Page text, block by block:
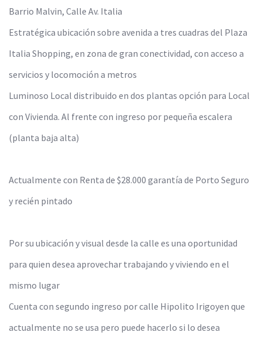
Barrio Malvin, Calle Av. Italia
Estratégica ubicación sobre avenida a tres cuadras del Plaza
Italia Shopping, en zona de gran conectividad, con acceso a
servicios y locomoción a metros
Luminoso Local distribuido en dos plantas opción para Local
con Vivienda. Al frente con ingreso por pequeña escalera
(planta baja alta)
Actualmente con Renta de $28.000 garantía de Porto Seguro
y recién pintado
Por su ubicación y visual desde la calle es una oportunidad
para quien desea aprovechar trabajando y viviendo en el
mismo lugar
Cuenta con segundo ingreso por calle Hipolito Irigoyen que
actualmente no se usa pero puede hacerlo si lo desea